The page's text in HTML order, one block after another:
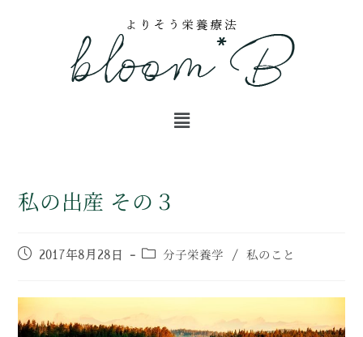
私の出産 その３
2017年8月28日 分子栄養学 / 私のこと